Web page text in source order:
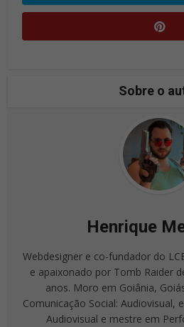
Sobre o
Henrique
Webdesigner e co-fundador do
e apaixonado por Tomb Raider
anos. Moro em Goiânia,
Comunicação Social: Audiovisual,
Audiovisual e mestre em